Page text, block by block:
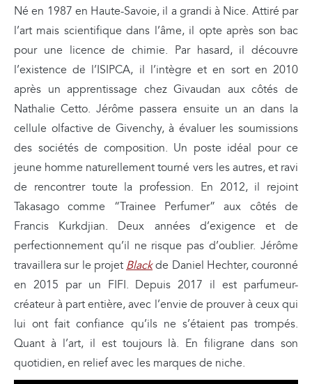
Né en 1987 en Haute-Savoie, il a grandi à Nice. Attiré par
l’art mais scientifique dans l’âme, il opte après son bac
pour une licence de chimie. Par hasard, il découvre
l’existence de l’ISIPCA, il l’intègre et en sort en 2010
après un apprentissage chez Givaudan aux côtés de
Nathalie Cetto. Jérôme passera ensuite un an dans la
cellule olfactive de Givenchy, à évaluer les soumissions
des sociétés de composition. Un poste idéal pour ce
jeune homme naturellement tourné vers les autres, et ravi
de rencontrer toute la profession. En 2012, il rejoint
Takasago comme “Trainee Perfumer” aux côtés de
Francis Kurkdjian. Deux années d’exigence et de
perfectionnement qu’il ne risque pas d’oublier. Jérôme
travaillera sur le projet Blackde Daniel Hechter, couronné
en 2015 par un FIFI. Depuis 2017 il est parfumeur-
créateur à part entière, avec l’envie de prouver à ceux qui
lui ont fait confiance qu’ils ne s’étaient pas trompés.
Quant à l’art, il est toujours là. En filigrane dans son
quotidien, en relief avec les marques de niche.